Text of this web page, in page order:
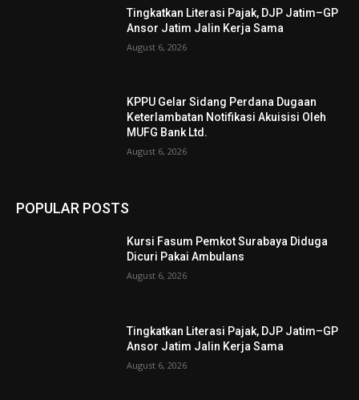
Tingkatkan Literasi Pajak, DJP Jatim–GP
Ansor Jatim Jalin Kerja Sama
August 6, 2026
KPPU Gelar Sidang Perdana Dugaan
Keterlambatan Notifikasi Akuisisi Oleh
MUFG Bank Ltd.
August 6, 2026
POPULAR POSTS
Kursi Fasum Pemkot Surabaya Diduga
Dicuri Pakai Ambulans
August 6, 2026
Tingkatkan Literasi Pajak, DJP Jatim–GP
Ansor Jatim Jalin Kerja Sama
August 6, 2026